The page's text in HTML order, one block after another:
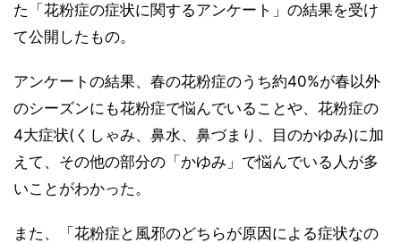
た「花粉症の症状に関するアンケート」の結果を受け
て公開したもの。
アンケートの結果、春の花粉症のうち約40%が春以外
のシーズンにも花粉症で悩んでいることや、花粉症の
4大症状(くしゃみ、鼻水、鼻づまり、目のかゆみ)に加
えて、その他の部分の「かゆみ」で悩んでいる人が多
いことがわかった。
また、「花粉症と風邪のどちらが原因による症状なの